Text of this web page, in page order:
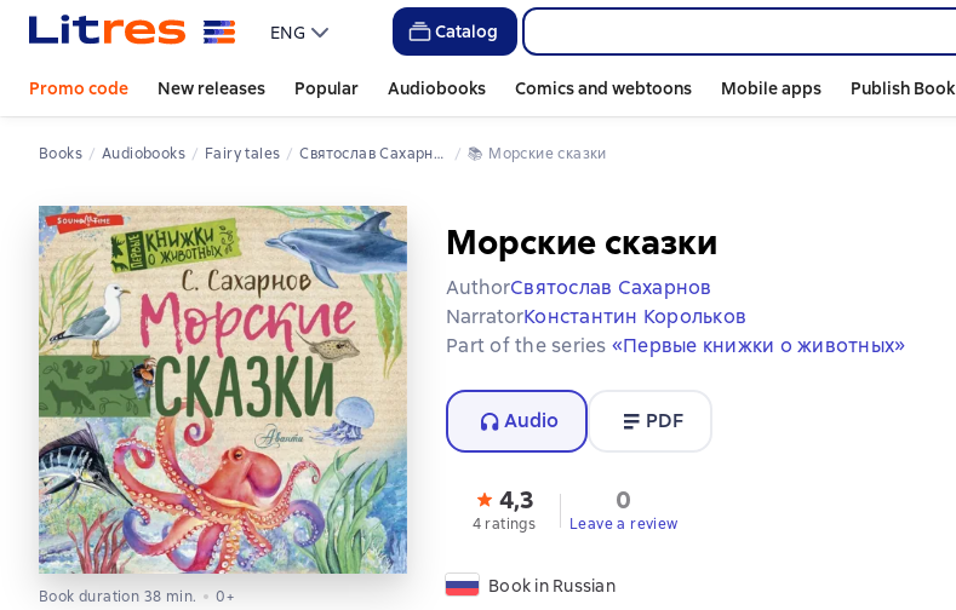
ENG Catalog
Promo code New releases Popular Audiobooks Comics and webtoons Mobile apps Publish Book
Books Audiobooks Fairy tales Святослав Сахарнов 📚 Морские сказки
Book duration 38 min. 0+
Морские сказки
AuthorСвятослав Сахарнов
NarratorКонстантин Корольков
Part of the series «Первые книжки о животных»
Audio PDF
4,3
4 ratings
0
Leave a review
Book in Russian